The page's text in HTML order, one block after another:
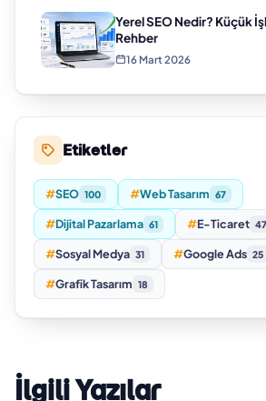
Yerel SEO Nedir? Küçük
Rehber
16 Mart 2026
Etiketler
#SEO 100 #Web Tasarım 67
#Dijital Pazarlama 61 #E-Ticaret 47
#Sosyal Medya 31 #Google Ads 25
#Grafik Tasarım 18
İlgili Yazılar